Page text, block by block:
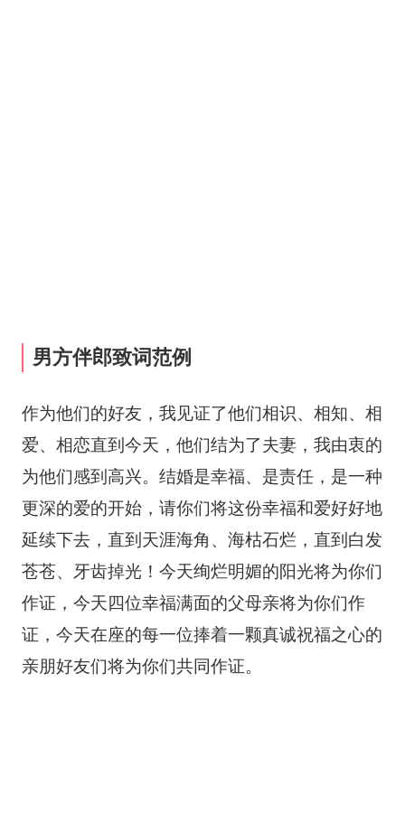
男方伴郎致词范例
作为他们的好友，我见证了他们相识、相知、相
爱、相恋直到今天，他们结为了夫妻，我由衷的
为他们感到高兴。结婚是幸福、是责任，是一种
更深的爱的开始，请你们将这份幸福和爱好好地
延续下去，直到天涯海角、海枯石烂，直到白发
苍苍、牙齿掉光！今天绚烂明媚的阳光将为你们
作证，今天四位幸福满面的父母亲将为你们作
证，今天在座的每一位捧着一颗真诚祝福之心的
亲朋好友们将为你们共同作证。